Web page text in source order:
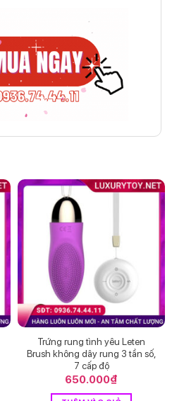
Trứng rung tình yêu Leten
Brush không dây rung 3 tần số,
7 cấp độ
650.000₫